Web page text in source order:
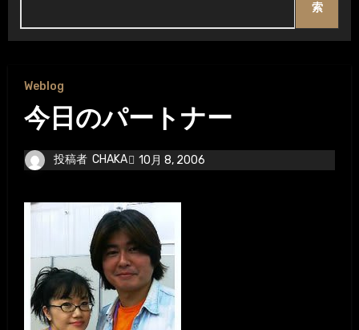
索
Weblog
今日のパートナー
投稿者 CHAKA 10月 8, 2006